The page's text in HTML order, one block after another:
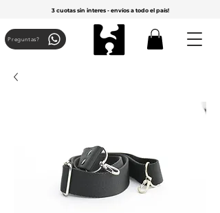
3 cuotas sin interes - envíos a todo el país!
Preguntas?